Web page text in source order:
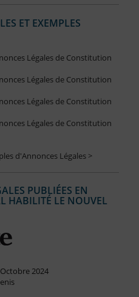
ET EXEMPLES
Légales de Constitution
Légales de Constitution
Légales de Constitution
Légales de Constitution
d'Annonces Légales >
PUBLIÉES EN
HABILITÉ LE NOUVEL
2024